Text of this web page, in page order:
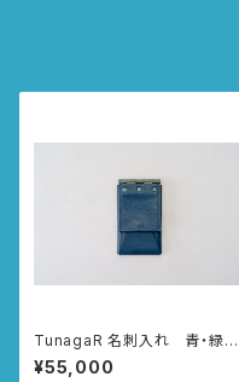
TunagaR 名刺入れ 青・緑青
仕上げ
¥55,000